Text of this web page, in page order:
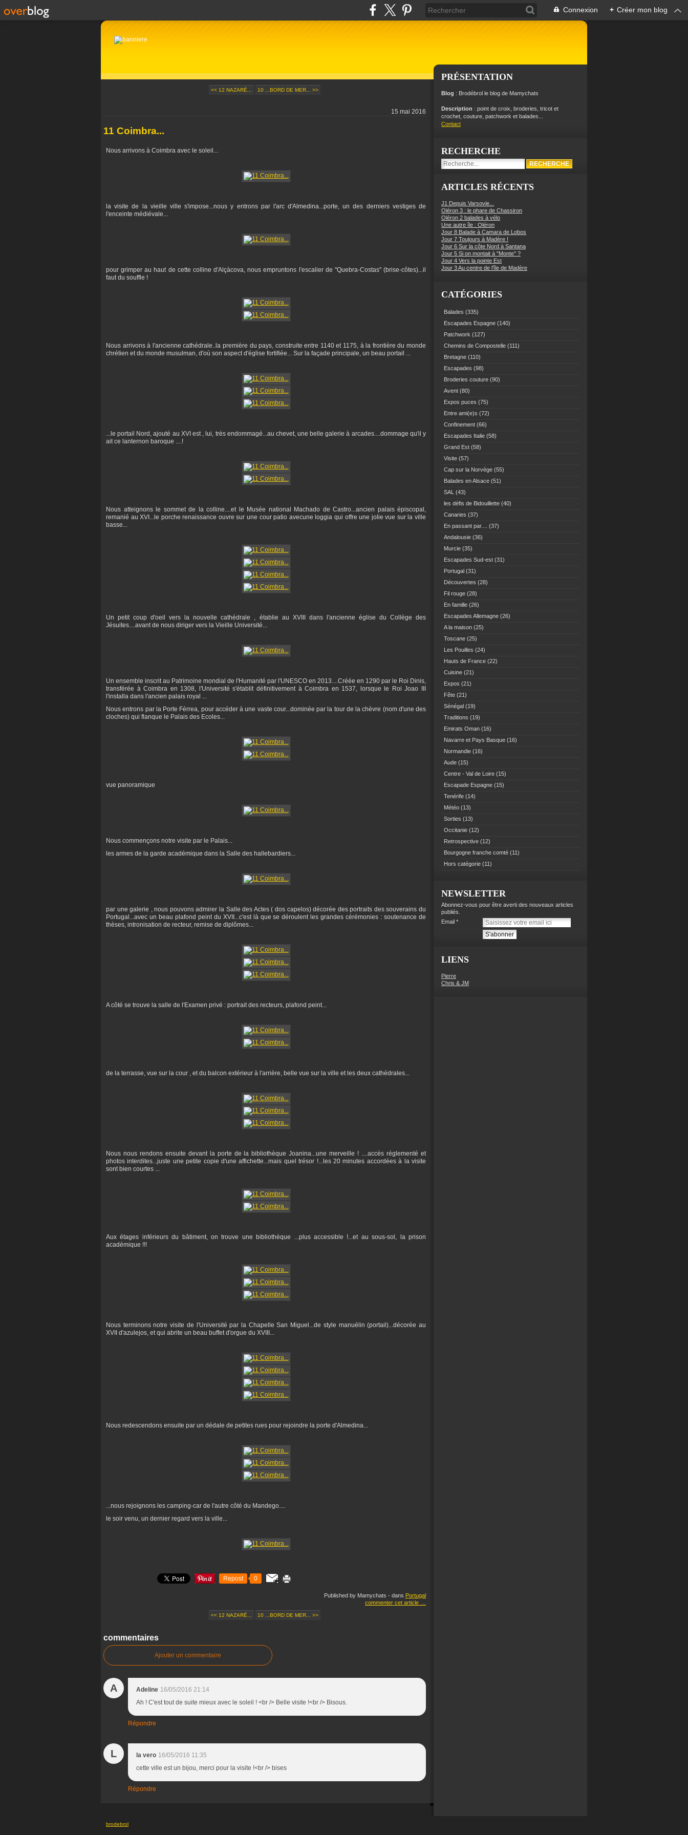
Connexion + Créer mon blog
<< 12 NAZARÉ... 10 ...BORD DE MER... >>
15 mai 2016
11 Coimbra...
Nous arrivons à Coimbra avec le soleil...
la visite de la vieille ville s'impose...nous y entrons par l'arc d'Almedina...porte, un des derniers vestiges de
l'enceinte médiévale...
pour grimper au haut de cette colline d'Alçàcova, nous empruntons l'escalier de "Quebra-Costas" (brise-côtes)...il
faut du souffle !
Nous arrivons à l'ancienne cathédrale..la première du pays, construite entre 1140 et 1175, à la frontière du monde
chrétien et du monde musulman, d'où son aspect d'église fortifiée... Sur la façade principale, un beau portail ...
...le portail Nord, ajouté au XVI est , lui, très endommagé...au chevet, une belle galerie à arcades....dommage qu'il y
ait ce lanternon baroque ....!
Nous atteignons le sommet de la colline....et le Musée national Machado de Castro...ancien palais épiscopal,
remanié au XVI...le porche renaissance ouvre sur une cour patio avecune loggia qui offre une jolie vue sur la ville
basse...
Un petit coup d'oeil vers la nouvelle cathédrale , établie au XVIII dans l'ancienne église du Collège des
Jésuites....avant de nous diriger vers la Vieille Université...
Un ensemble inscrit au Patrimoine mondial de l'Humanité par l'UNESCO en 2013....Créée en 1290 par le Roi Dinis,
transférée à Coimbra en 1308, l'Université s'établit définitivement à Coimbra en 1537, lorsque le Roi Joao III
l'installa dans l'ancien palais royal ...
Nous entrons par la Porte Férrea, pour accéder à une vaste cour...dominée par la tour de la chèvre (nom d'une des
cloches) qui flanque le Palais des Ecoles...
vue panoramique
Nous commençons notre visite par le Palais...
les armes de la garde académique dans la Salle des hallebardiers...
par une galerie , nous pouvons admirer la Salle des Actes ( dos capelos) décorée des portraits des souverains du
Portugal...avec un beau plafond peint du XVII...c'est là que se déroulent les grandes cérémonies : soutenance de
thèses, intronisation de recteur, remise de diplômes...
A côté se trouve la salle de l'Examen privé : portrait des recteurs, plafond peint...
de la terrasse, vue sur la cour , et du balcon extérieur à l'arrière, belle vue sur la ville et les deux cathédrales...
Nous nous rendons ensuite devant la porte de la bibliothèque Joanina...une merveille ! ....accès réglementé et
photos interdites...juste une petite copie d'une affichette...mais quel trésor !...les 20 minutes accordées à la visite
sont bien courtes ...
Aux étages inférieurs du bâtiment, on trouve une bibliothèque ...plus accessible !...et au sous-sol, la prison
académique !!!
Nous terminons notre visite de l'Université par la Chapelle San Miguel...de style manuélin (portail)...décorée au
XVII d'azulejos, et qui abrite un beau buffet d'orgue du XVIII...
Nous redescendons ensuite par un dédale de petites rues pour rejoindre la porte d'Almedina...
...nous rejoignons les camping-car de l'autre côté du Mandego....
le soir venu, un dernier regard vers la ville...
Repost 0
Published by Mamychats - dans Portugal
commenter cet article
<< 12 NAZARÉ... 10 ...BORD DE MER... >>
commentaires
Ajouter un commentaire
A Adeline 16/05/2016 21:14
Ah ! C'est tout de suite mieux avec le soleil ! <br /> Belle visite !<br /> Bisous.
Répondre
L la vero 16/05/2016 11:35
cette ville est un bijou, merci pour la visite !<br /> bises
Répondre
PRÉSENTATION
Blog : Brodébrol le blog de Mamychats
Description : point de croix, broderies, tricot et
crochet, couture, patchwork et balades...
Contact
RECHERCHE
ARTICLES RÉCENTS
J1 Depuis Varsovie...
Oléron 3 : le phare de Chassiron
Oléron 2 balades à vélo
Une autre île : Oléron
Jour 8 Balade à Camara de Lobos
Jour 7 Toujours à Madère !
Jour 6 Sur la côte Nord à Santana
Jour 5 Si on montait à "Monte" ?
Jour 4 Vers la pointe Est
Jour 3 Au centre de l'île de Madère
CATÉGORIES
Balades (335)
Escapades Espagne (140)
Patchwork (127)
Chemins de Compostelle (111)
Bretagne (110)
Escapades (98)
Broderies couture (90)
Avent (80)
Expos puces (75)
Entre ami(e)s (72)
Confinement (66)
Escapades Italie (58)
Grand Est (58)
Visite (57)
Cap sur la Norvège (55)
Balades en Alsace (51)
SAL (43)
les défis de Bidouillette (40)
Canaries (37)
En passant par....
(37)
Andalousie (36)
Murcie (35)
Escapades Sud-est (31)
Portugal (31)
Découvertes (28)
Fil rouge (28)
En famille (26)
Escapades Allemagne (26)
A la maison (25)
Toscane (25)
Les Pouilles (24)
Hauts de France (22)
Cuisine (21)
Expos (21)
Fête (21)
Sénégal (19)
Traditions (19)
Emirats Oman (16)
Navarre et Pays Basque (16)
Normandie (16)
Aude (15)
Centre - Val de Loire (15)
Escapade Espagne (15)
Tenérife (14)
Météo (13)
Sorties (13)
Occitanie (12)
Retrospective (12)
Bourgogne franche comté (11)
Hors catégorie (11)
NEWSLETTER
Abonnez-vous pour être averti des nouveaux articles
publiés.
Email
LIENS
Pierre
Chris & JM
brodebrol